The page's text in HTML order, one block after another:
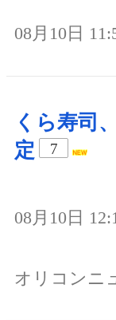
08月10日
くら寿司
定
7
08月10日
オリコンニ